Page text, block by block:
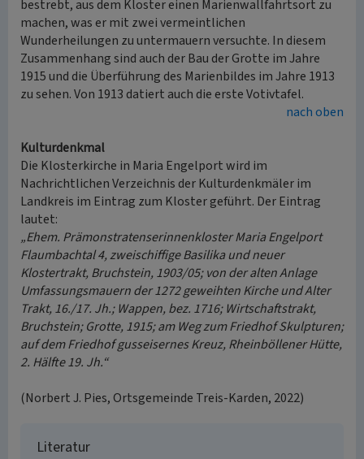
bestrebt, aus dem Kloster einen Marienwallfahrtsort zu
machen, was er mit zwei vermeintlichen
Wunderheilungen zu untermauern versuchte. In diesem
Zusammenhang sind auch der Bau der Grotte im Jahre
1915 und die Überführung des Marienbildes im Jahre 1913
zu sehen. Von 1913 datiert auch die erste Votivtafel.
nach oben
Kulturdenkmal
Die Klosterkirche in Maria Engelport wird im
Nachrichtlichen Verzeichnis der Kulturdenkmäler im
Landkreis im Eintrag zum Kloster geführt. Der Eintrag
lautet:
„Ehem. Prämonstratenserinnenkloster Maria Engelport
Flaumbachtal 4, zweischiffige Basilika und neuer
Klostertrakt, Bruchstein, 1903/05; von der alten Anlage
Umfassungsmauern der 1272 geweihten Kirche und Alter
Trakt, 16./17. Jh.; Wappen, bez. 1716; Wirtschaftstrakt,
Bruchstein; Grotte, 1915; am Weg zum Friedhof Skulpturen;
auf dem Friedhof gusseisernes Kreuz, Rheinböllener Hütte,
2. Hälfte 19. Jh.“
(Norbert J. Pies, Ortsgemeinde Treis-Karden, 2022)
Literatur